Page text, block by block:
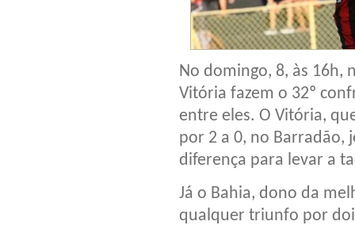
No domingo, 8, às 16h,
Vitória fazem o 32º
entre eles. O Vitória,
por 2 a 0, no Barradão,
diferença para levar a
Já o Bahia, dono da
qualquer triunfo por